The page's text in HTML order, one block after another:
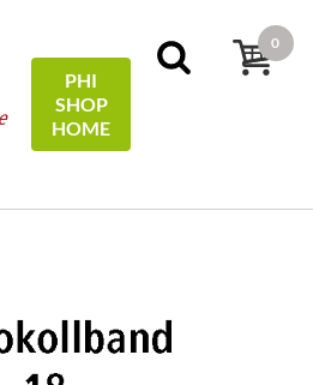
PHI
SHOP
HOME
0
18 - Qualitätssicherung beim Bau